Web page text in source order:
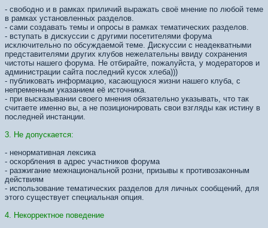
- свободно и в рамках приличий выражать своё мнение по любой теме
в рамках установленных разделов.
- сами создавать темы и опросы в рамках тематических разделов.
- вступать в дискуссии с другими посетителями форума
исключительно по обсуждаемой теме. Дискуссии с неадекватными
представителями других клубов нежелательны ввиду сохранения
чистоты нашего форума. Не отбирайте, пожалуйста, у модераторов и
администрации сайта последний кусок хлеба)))
- публиковать информацию, касающуюся жизни нашего клуба, с
непременным указанием её источника.
- при высказывании своего мнения обязательно указывать, что так
считаете именно вы, а не позиционировать свои взгляды как истину в
последней инстанции.
3. Не допускается:
- ненормативная лексика
- оскорбления в адрес участников форума
- разжигание межнациональной розни, призывы к противозаконным
действиям
- использование тематических разделов для личных сообщений, для
этого существует специальная опция.
4. Некорректное поведение